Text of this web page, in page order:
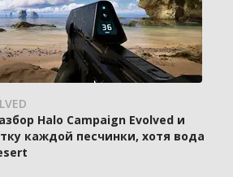
Halo Campaign Evolved и
каждой песчинки, хотя вода